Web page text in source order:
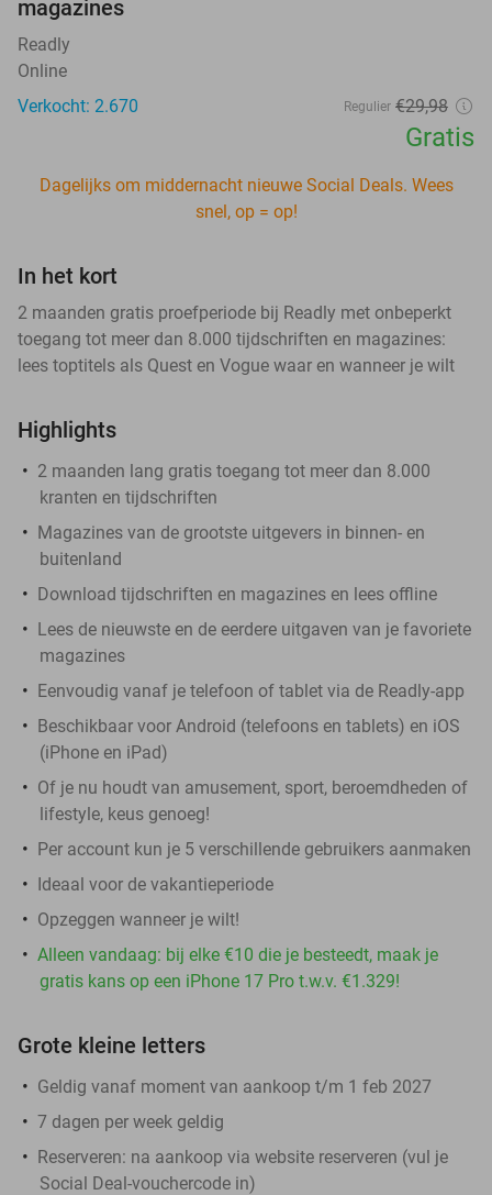
magazines
Readly
Online
Verkocht: 2.670
Regulier €29,98
Gratis
Dagelijks om middernacht nieuwe Social Deals. Wees
snel, op = op!
In het kort
2 maanden gratis proefperiode bij Readly met onbeperkt
toegang tot meer dan 8.000 tijdschriften en magazines:
lees toptitels als Quest en Vogue waar en wanneer je wilt
Highlights
2 maanden lang gratis toegang tot meer dan 8.000
kranten en tijdschriften
Magazines van de grootste uitgevers in binnen- en
buitenland
Download tijdschriften en magazines en lees offline
Lees de nieuwste en de eerdere uitgaven van je favoriete
magazines
Eenvoudig vanaf je telefoon of tablet via de Readly-app
Beschikbaar voor Android (telefoons en tablets) en iOS
(iPhone en iPad)
Of je nu houdt van amusement, sport, beroemdheden of
lifestyle, keus genoeg!
Per account kun je 5 verschillende gebruikers aanmaken
Ideaal voor de vakantieperiode
Opzeggen wanneer je wilt!
Alleen vandaag: bij elke €10 die je besteedt, maak je
gratis kans op een iPhone 17 Pro t.w.v. €1.329!
Grote kleine letters
Geldig vanaf moment van aankoop t/m 1 feb 2027
7 dagen per week geldig
Reserveren: na aankoop via website reserveren (vul je
Social Deal-vouchercode in)